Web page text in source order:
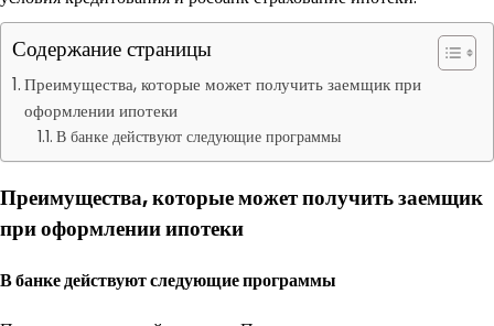
Содержание страницы
Преимущества, которые может получить заемщик при
оформлении ипотеки
В банке действуют следующие программы
Преимущества, которые может получить заемщик
при оформлении ипотеки
В банке действуют следующие программы